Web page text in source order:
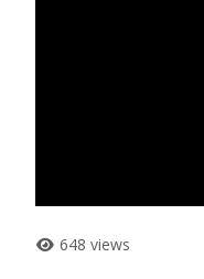
648 views